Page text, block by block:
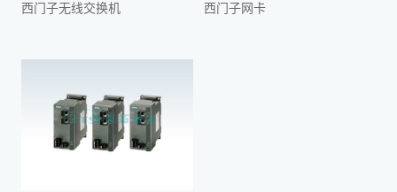
西门子无线交换机 西门子网卡